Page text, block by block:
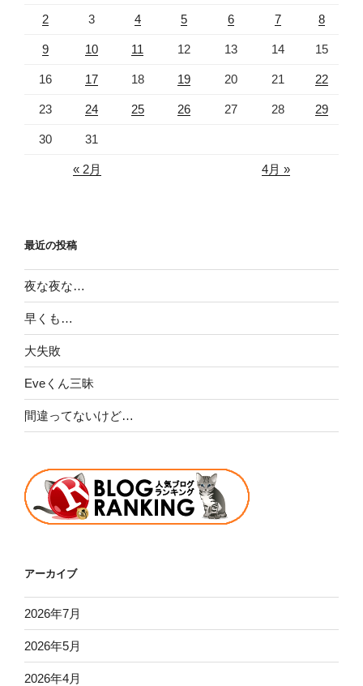
2 3 4 5 6 7 8
9 10 11 12 13 14 15
16 17 18 19 20 21 22
23 24 25 26 27 28 29
30 31
« 2月 4月 »
最近の投稿
夜な夜な…
早くも…
大失敗
Eveくん三昧
間違ってないけど…
アーカイブ
2026年7月
2026年5月
2026年4月